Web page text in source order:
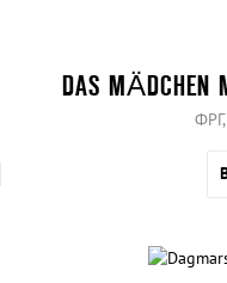
DAS MÄDCHEN